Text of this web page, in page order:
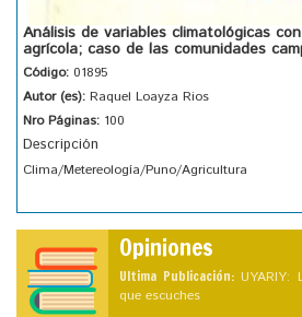
Análisis de variables climatológicas
agrícola; caso de las comunidades
Código: 01895
Autor (es): Raquel Loayza Rios
Nro Páginas: 100
Descripción
Clima/Metereología/Puno/Agricultura
Opiniones
Ultima Publicación: UYARIY:
que escuches